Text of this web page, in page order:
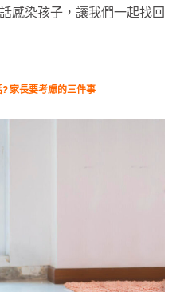
感染孩子，讓我們一起找回
家長要考慮的三件事